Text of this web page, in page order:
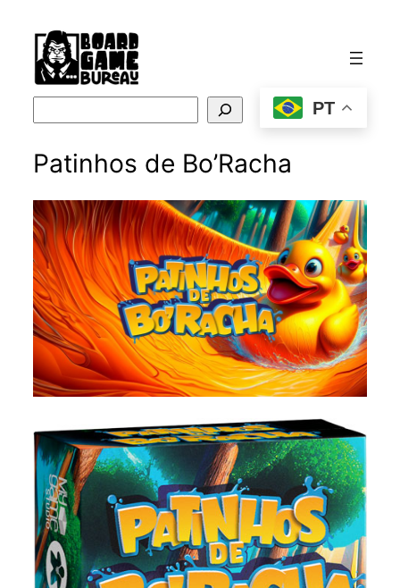
conteúdo
PT
Patinhos de Bo’Racha